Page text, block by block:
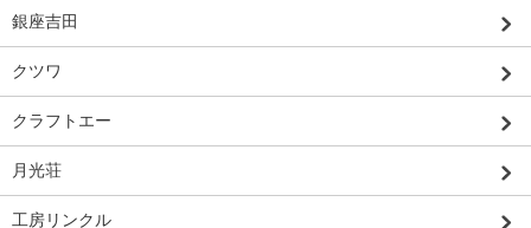
銀座吉田
クツワ
クラフトエー
月光荘
工房リンクル